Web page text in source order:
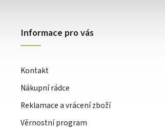
Informace pro vás
Kontakt
Nákupní rádce
Reklamace a vrácení zboží
Věrnostní program